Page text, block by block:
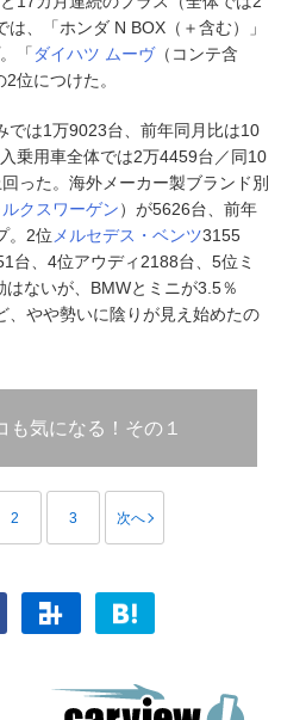
、「ホンダ N BOX（＋含む）」
「 ダイハツ ムーヴ（コンテ含
位につけた。
では1万9023台、前年同月比は10
乗用車全体では2万4459台／同10
った。海外メーカー製ブランド別
クスワーゲン）が5626台、前年
。2位 メルセデス・ベンツ3155
台、4位アウディ2188台、5位ミ
ないが、BMWとミニが3.5％
、やや勢いに陰りが見え始めたの
も気になる！その１
2 3 次へ